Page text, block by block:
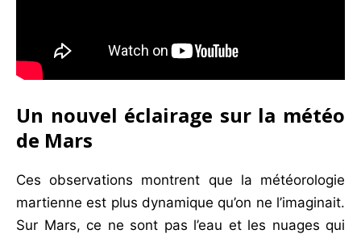
Un nouvel éclairage sur la météo
de Mars
Ces observations montrent que la météorologie
martienne est plus dynamique qu’on ne l’imaginait.
Sur Mars, ce ne sont pas l’eau et les nuages qui